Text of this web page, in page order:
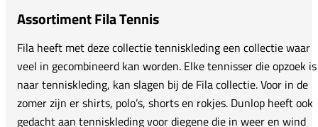
Assortiment Fila Tennis
Fila heeft met deze collectie tenniskleding een collectie waar
veel in gecombineerd kan worden. Elke tennisser die opzoek is
naar tenniskleding, kan slagen bij de Fila collectie. Voor in de
zomer zijn er shirts, polo’s, shorts en rokjes. Dunlop heeft ook
gedacht aan tenniskleding voor diegene die in weer en wind